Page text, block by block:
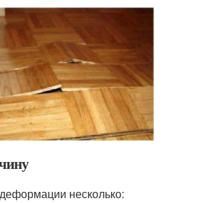
несколько: